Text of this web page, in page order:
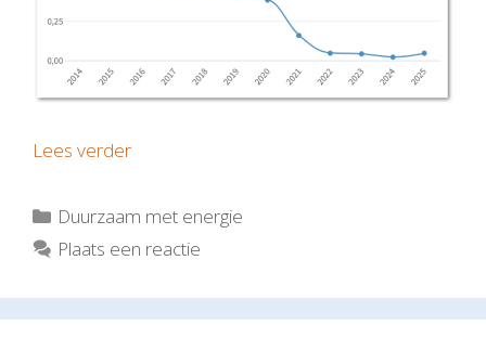
Lees verder
Categorieën
Duurzaam met energie
Plaats een reactie